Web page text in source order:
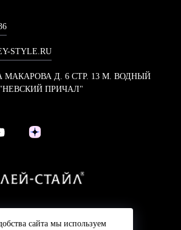
STYLE.RU
МАКАРОВА Д. 6 СТР. 13 М. ВОДНЫЙ
ПРИЧАЛ"
Cтайл
сайта мы используем